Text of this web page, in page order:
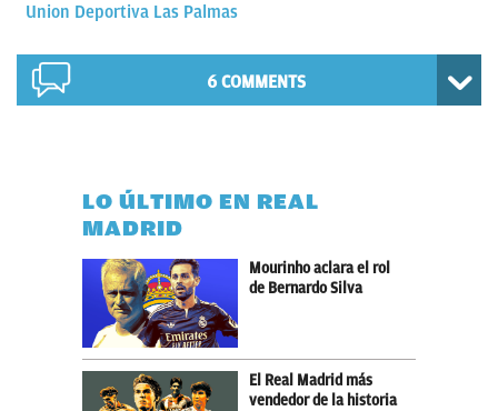
Union Deportiva Las Palmas
6 COMMENTS
LO ÚLTIMO EN REAL
MADRID
Mourinho aclara el rol
de Bernardo Silva
El Real Madrid más
vendedor de la historia